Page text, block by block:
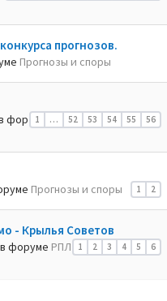
прогнозов.
Прогнозы и споры
1 … 52 53 54 55 56
фор
1 2
Прогнозы и споры
- Крылья Советов
1 2 3 4 5 6
в форуме РПЛ